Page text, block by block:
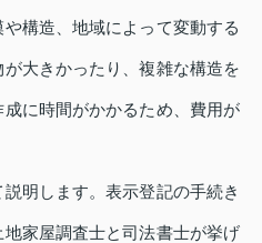
構造、地域によって変動する
大きかったり、複雑な構造を
に時間がかかるため、費用が
明します。表示登記の手続き
家屋調査士と司法書士が挙げ